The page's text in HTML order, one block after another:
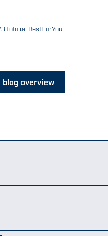
fotolia: BestForYou
blog overview